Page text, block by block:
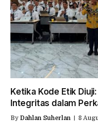
Ketika Kode Etik
Integritas dalam
By Dahlan Suherlan 8